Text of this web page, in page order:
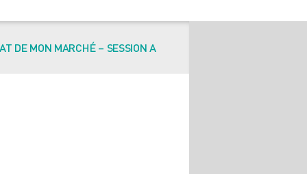
DE MON MARCHÉ – SESSION A